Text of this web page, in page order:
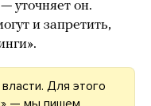
уточняет он.
и запретить,
Для этого